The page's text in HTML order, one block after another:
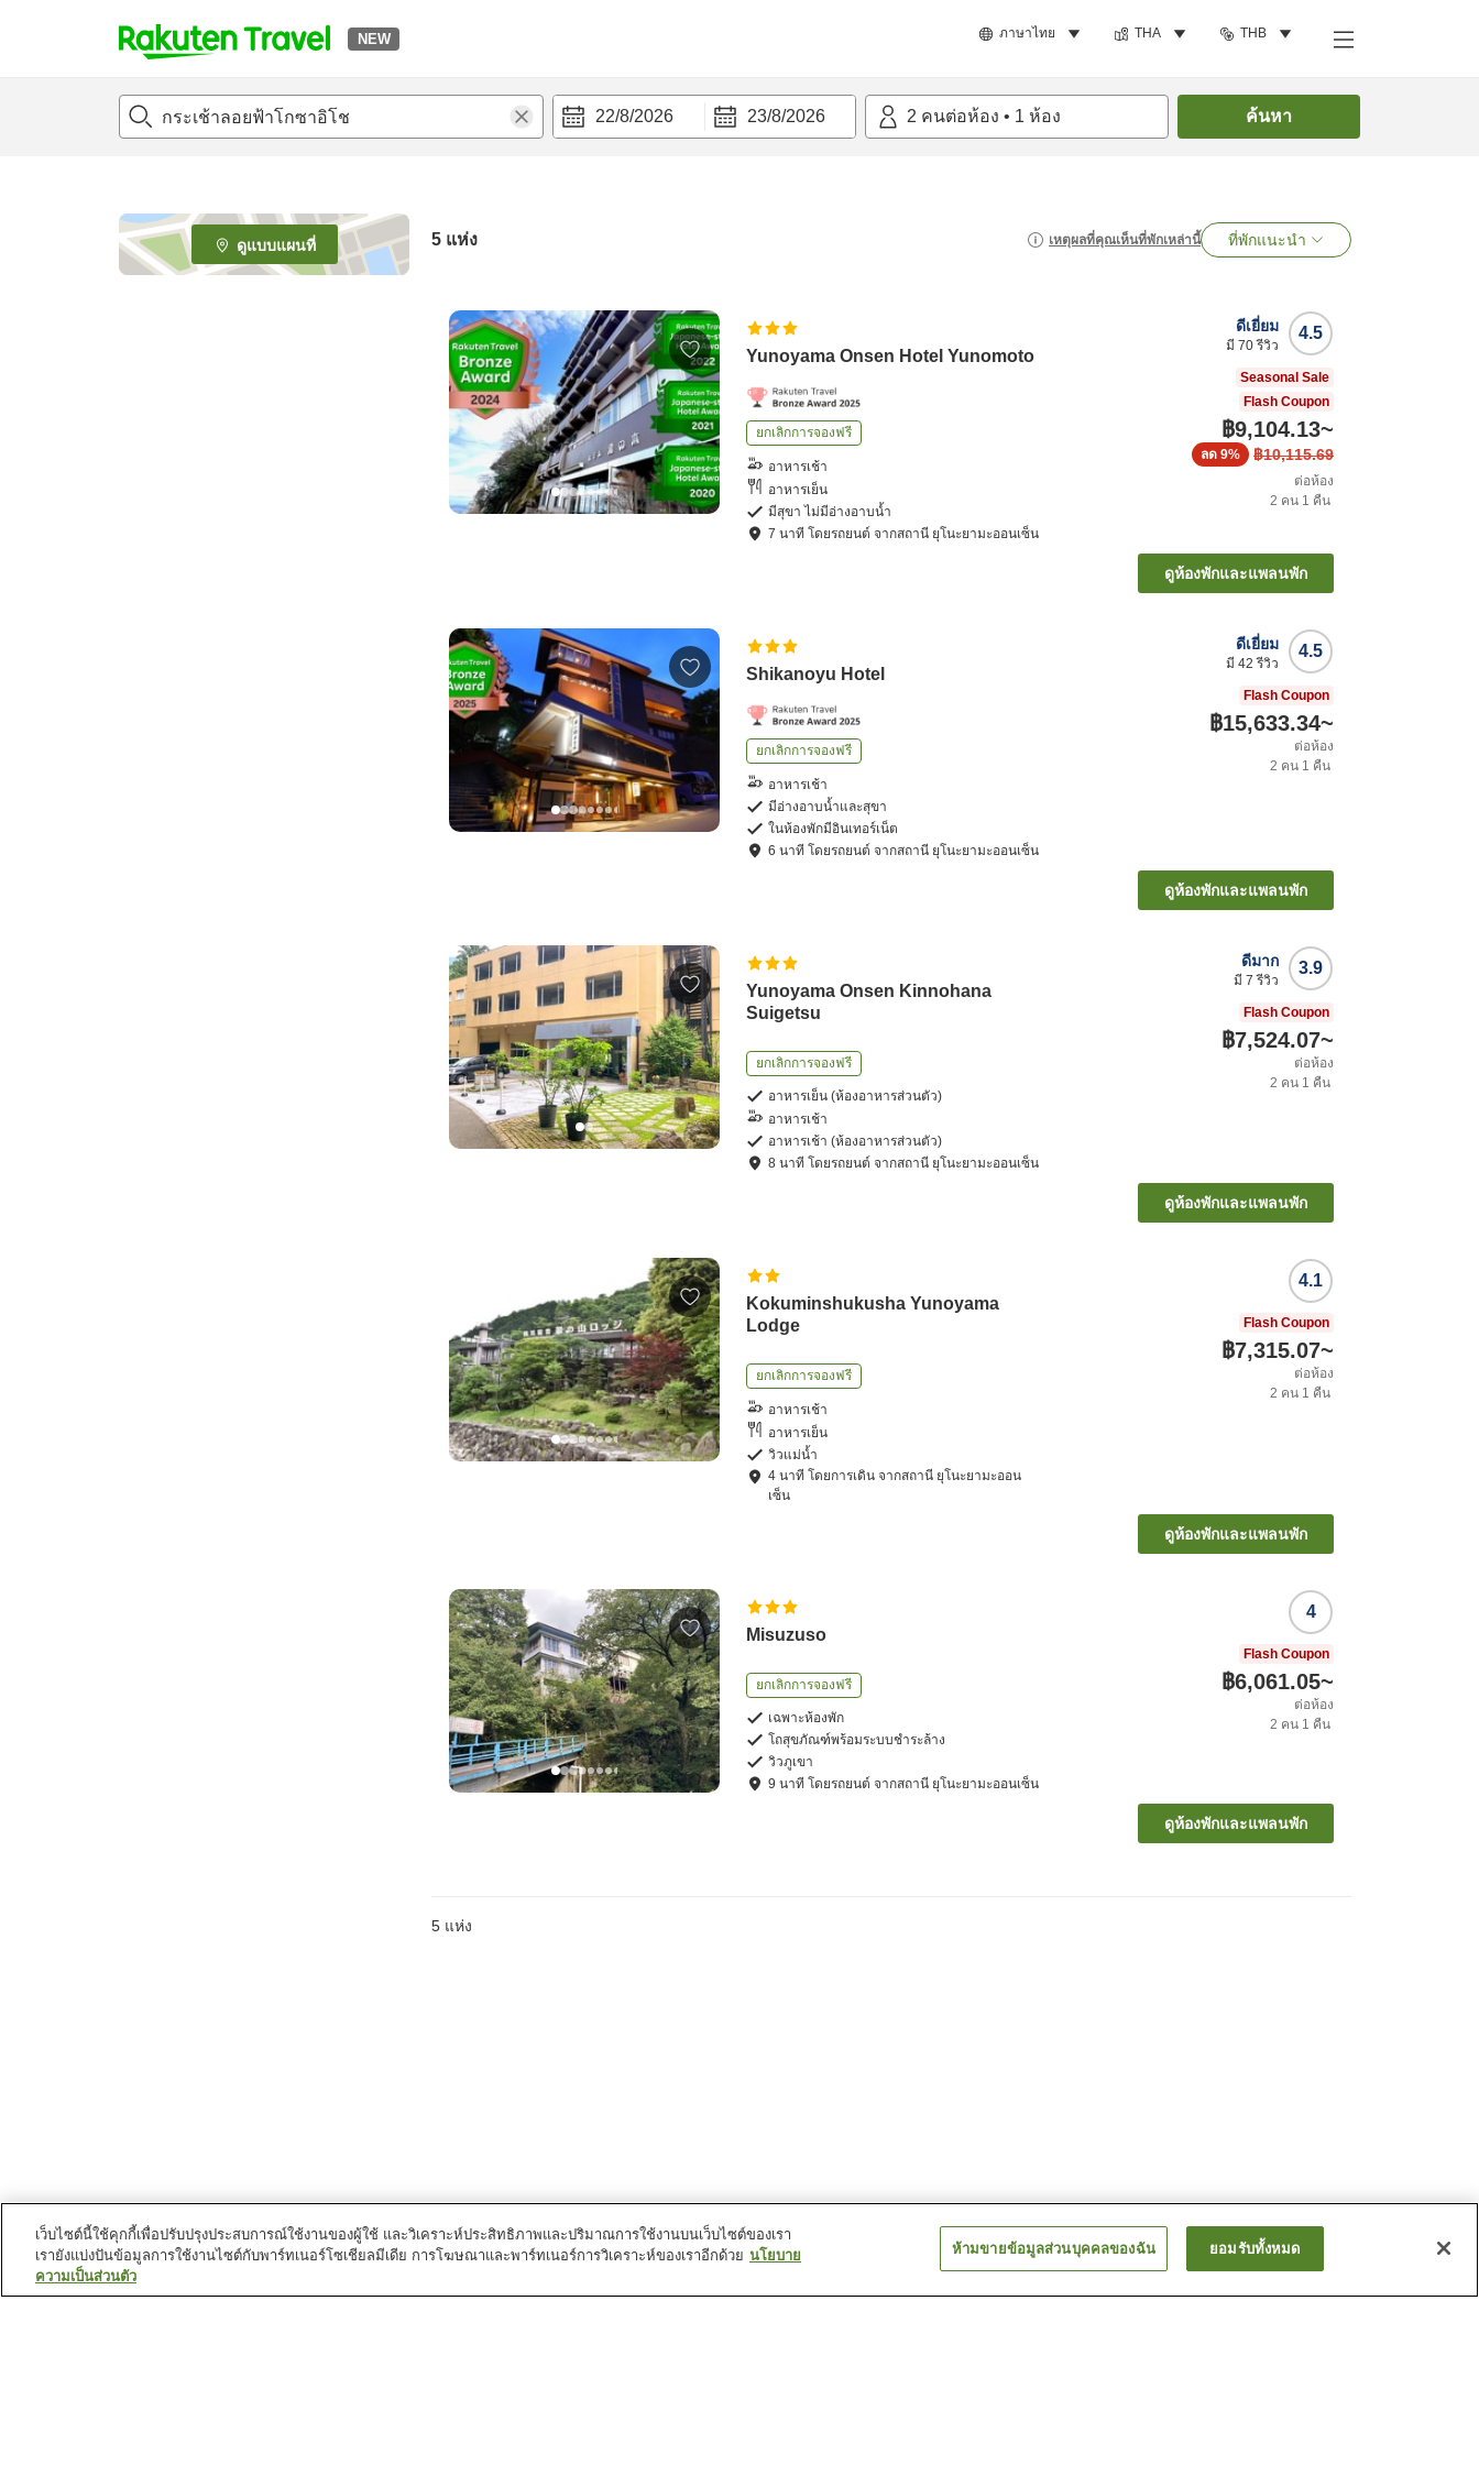
NEW ภาษาไทย THA THB
t
p
e
_
s
22/8/2026 23/8/2026 2 คนต่อห้อง • 1 ห้อง ค้นหา
ดูแบบแผนที่ 5 แห่ง เหตุผลที่คุณเห็นที่พักเหล่านี้ ที่พักแนะนำ
Yunoyama Onsen Hotel Yunomoto
ยกเลิกการจองฟรี
อาหารเช้า
อาหารเย็น
มีสุขา ไม่มีอ่างอาบน้ำ
7 นาที โดยรถยนต์ จากสถานี ยุโนะยามะออนเซ็น
4.5
ดีเยี่ยม
มี 70รีวิว
Seasonal Sale
Flash Coupon
฿9,104.13~
฿10,115.69
ลด 9%
ต่อห้อง
2 คน 1 คืน
ดูห้องพักและแพลนพัก
Shikanoyu Hotel
ยกเลิกการจองฟรี
อาหารเช้า
มีอ่างอาบน้ำและสุขา
ในห้องพักมีอินเทอร์เน็ต
6 นาที โดยรถยนต์ จากสถานี ยุโนะยามะออนเซ็น
4.5
ดีเยี่ยม
มี 42 รีวิว
Flash Coupon
฿15,633.34~
ต่อห้อง
2 คน 1 คืน
ดูห้องพักและแพลนพัก
Yunoyama Onsen Kinnohana
Suigetsu
ยกเลิกการจองฟรี
อาหารเย็น (ห้องอาหารส่วนตัว)
อาหารเช้า
อาหารเช้า (ห้องอาหารส่วนตัว)
8 นาที โดยรถยนต์ จากสถานี ยุโนะยามะออนเซ็น
3.9
ดีมาก
มี 7 รีวิว
Flash Coupon
฿7,524.07~
ต่อห้อง
2 คน 1 คืน
ดูห้องพักและแพลนพัก
Kokuminshukusha Yunoyama
Lodge
ยกเลิกการจองฟรี
อาหารเช้า
อาหารเย็น
วิวแม่น้ำ
4 นาที โดยการเดิน จากสถานี ยุโนะยามะออน
เซ็น
4.1
Flash Coupon
฿7,315.07~
ต่อห้อง
2 คน 1 คืน
ดูห้องพักและแพลนพัก
Misuzuso
ยกเลิกการจองฟรี
เฉพาะห้องพัก
โถสุขภัณฑ์พร้อมระบบชำระล้าง
วิวภูเขา
9 นาที โดยรถยนต์ จากสถานี ยุโนะยามะออนเซ็น
4
Flash Coupon
฿6,061.05~
ต่อห้อง
2 คน 1 คืน
ดูห้องพักและแพลนพัก
5 แห่ง
เว็บไซต์นี้ใช้คุกกี้เพื่อปรับปรุงประสบการณ์ใช้งานของผู้ใช้ และวิเคราะห์ประสิทธิภาพและปริมาณการใช้งานบนเว็บไซต์ของเรา
เรายังแบ่งปันข้อมูลการใช้งานไซต์กับพาร์ทเนอร์โซเชียลมีเดีย การโฆษณาและพาร์ทเนอร์การวิเคราะห์ของเราอีกด้วย นโยบาย
ความเป็นส่วนตัว
ห้ามขายข้อมูลส่วนบุคคลของฉัน ยอมรับทั้งหมด